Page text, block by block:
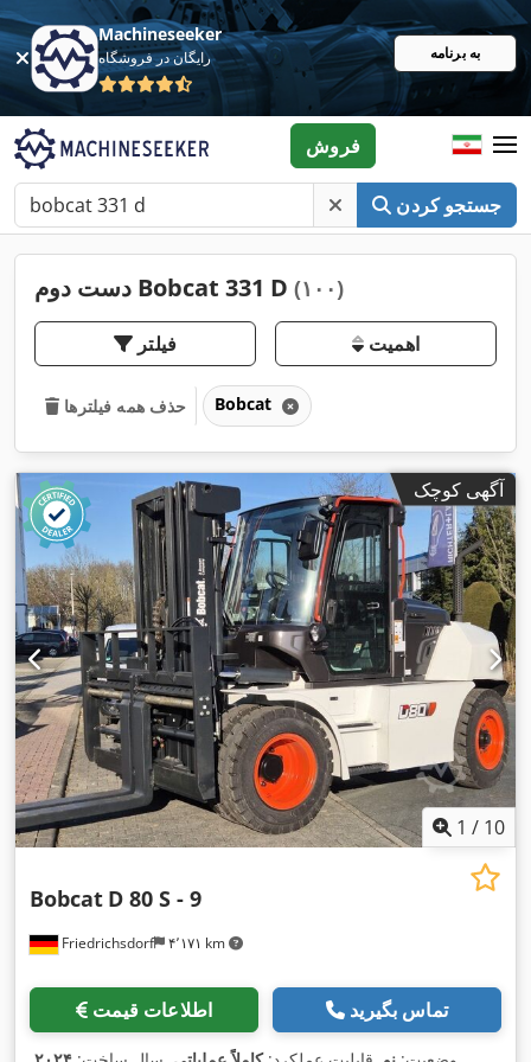
Machineseeker
رایگان در فروشگاه به برنامه
جستجو کردن
فروش
دست دوم Bobcat 331 D (۱۰۰)
فیلتر اهمیت
حذف همه فیلترها Bobcat
آگهی کوچک
1 / 10
Friedrichsdorf ۴٬۱۷۱ km
Bobcat D 80 S - 9
اطلاعات قیمت تماس بگیرید